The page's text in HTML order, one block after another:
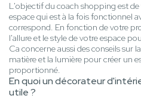
L'objectif du coach shopping est
espace qui est à la fois fonctionnel
correspond. En fonction de votre
l'allure et le style de votre espace
Ca concerne aussi des conseils sur
matière et la lumière pour créer un
proportionné.
En quoi un décorateur
utile ?